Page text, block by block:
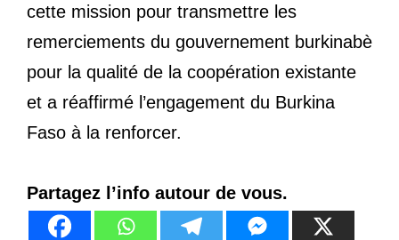
cette mission pour transmettre les
remerciements du gouvernement burkinabè
pour la qualité de la coopération existante
et a réaffirmé l’engagement du Burkina
Faso à la renforcer.
Partagez l’info autour de vous.